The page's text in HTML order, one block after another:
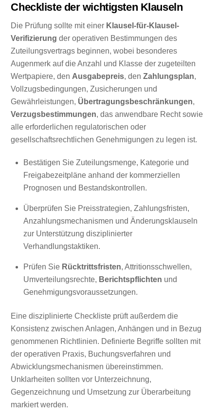
Checkliste der wichtigsten Klauseln
Die Prüfung sollte mit einer Klausel-für-Klausel-
Verifizierung der operativen Bestimmungen des
Zuteilungsvertrags beginnen, wobei besonderes
Augenmerk auf die Anzahl und Klasse der zugeteilten
Wertpapiere, denAusgabepreis, denZahlungsplan,
Vollzugsbedingungen, Zusicherungen und
Gewährleistungen, Übertragungsbeschränkungen,
Verzugsbestimmungen, das anwendbare Recht sowie
alle erforderlichen regulatorischen oder
gesellschaftsrechtlichen Genehmigungen zu legen ist.
Bestätigen Sie Zuteilungsmenge, Kategorie und
Freigabezeitpläne anhand der kommerziellen
Prognosen und Bestandskontrollen.
Überprüfen Sie Preisstrategien, Zahlungsfristen,
Anzahlungsmechanismen und Änderungsklauseln
zur Unterstützung disziplinierter
Verhandlungstaktiken.
Prüfen Sie Rücktrittsfristen, Attritionsschwellen,
Umverteilungsrechte, Berichtspflichten und
Genehmigungsvoraussetzungen.
Eine disziplinierte Checkliste prüft außerdem die
Konsistenz zwischen Anlagen, Anhängen und in Bezug
genommenen Richtlinien. Definierte Begriffe sollten mit
der operativen Praxis, Buchungsverfahren und
Abwicklungsmechanismen übereinstimmen.
Unklarheiten sollten vor Unterzeichnung,
Gegenzeichnung und Umsetzung zur Überarbeitung
markiert werden.